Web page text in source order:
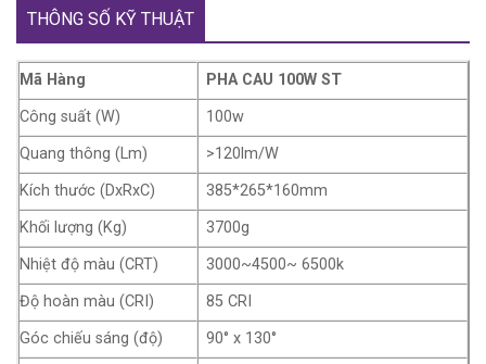
THÔNG SỐ KỸ THUẬT
Mã Hàng
PHA CAU 100W ST
Công suất (W)
100w
Quang thông (Lm)
>120lm/W
Kích thước (DxRxC)
385*265*160mm
Khối lượng (Kg)
3700g
Nhiệt độ màu (CRT)
3000~4500~ 6500k
Độ hoàn màu (CRI)
85 CRI
Góc chiếu sáng (độ)
90° x 130°